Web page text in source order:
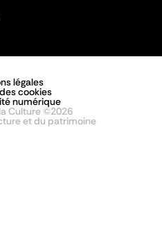
légales
cookies
numérique
Culture ©2026
et du patrimoine